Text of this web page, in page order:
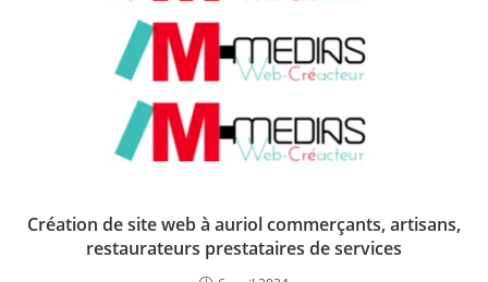
Création de site web à auriol commerçants, artisans,
restaurateurs prestataires de services